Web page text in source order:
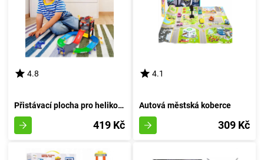
4.8
Přistávací plocha pro helikoptéru s parkovacím prostorem
419 Kč
4.1
Autová městská koberce
309 Kč